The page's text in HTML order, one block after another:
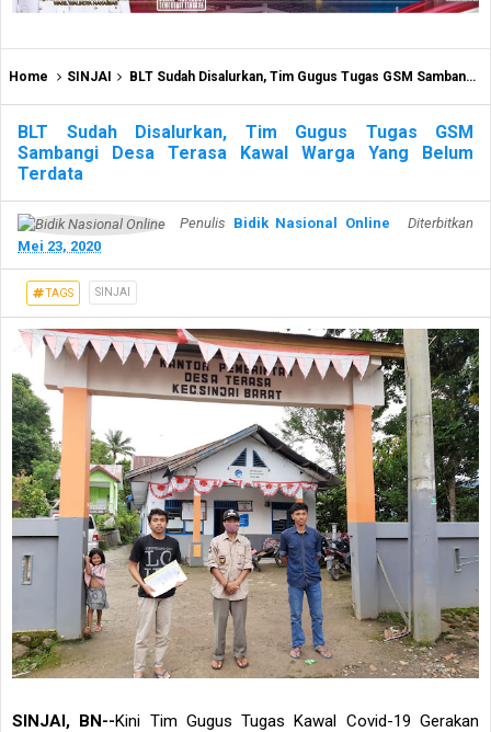
Home SINJAI BLT Sudah Disalurkan, Tim Gugus Tugas GSM Sambangi Desa Terasa Kawal Warga Yang Belum Terdata
BLT Sudah Disalurkan, Tim Gugus Tugas GSM
Sambangi Desa Terasa Kawal Warga Yang Belum
Terdata
Penulis Bidik Nasional Online
Diterbitkan
Mei 23, 2020
TAGS SINJAI
SINJAI, BN--Kini Tim Gugus Tugas Kawal Covid-19 Gerakan